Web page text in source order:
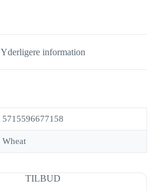
Yderligere information
5715596677158
Wheat
TILBUD